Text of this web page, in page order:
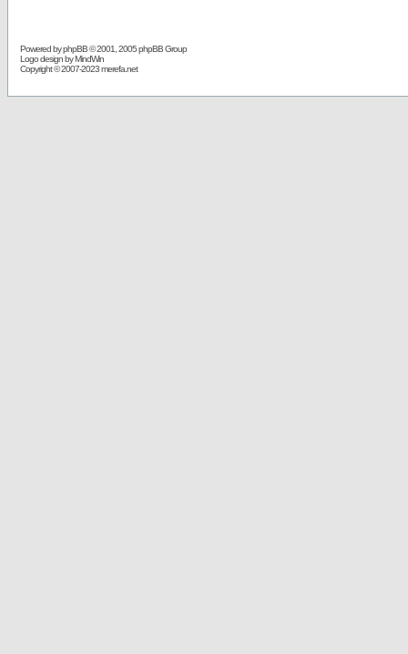
Powered byphpBB© 2001, 2005 phpBB Group
Logo design by MindWin
Copyright © 2007-2023 merefa.net